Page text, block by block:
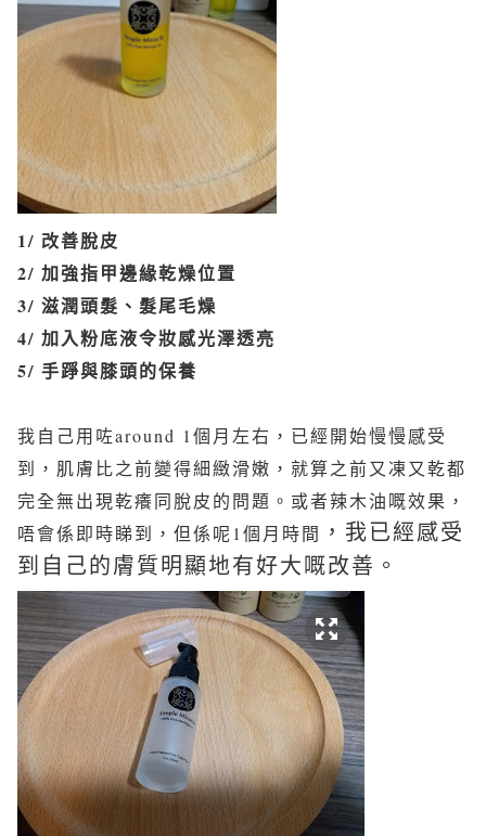
1/ 改善脫皮
2/ 加強指甲邊緣乾燥位置
3/ 滋潤頭髮、髮尾毛燥
4/ 加入粉底液令妝感光澤透亮
5/ 手踭與膝頭的保養
我自己用咗around 1個月左右，已經開始慢慢感受
到，肌膚比之前變得細緻滑嫩，就算之前又凍又乾都
完全無出現乾癢同脫皮的問題。或者辣木油嘅效果，
唔會係即時睇到，但係呢1個月時間 ，我已經感受
到自己的膚質明顯地有好大嘅改善。